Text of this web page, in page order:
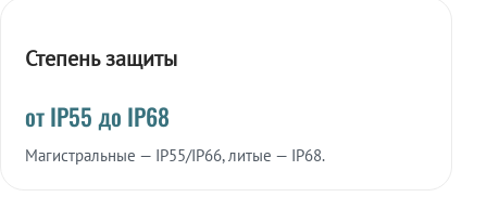
Степень защиты
от IP55 до IP68
Магистральные — IP55/IP66, литые — IP68.